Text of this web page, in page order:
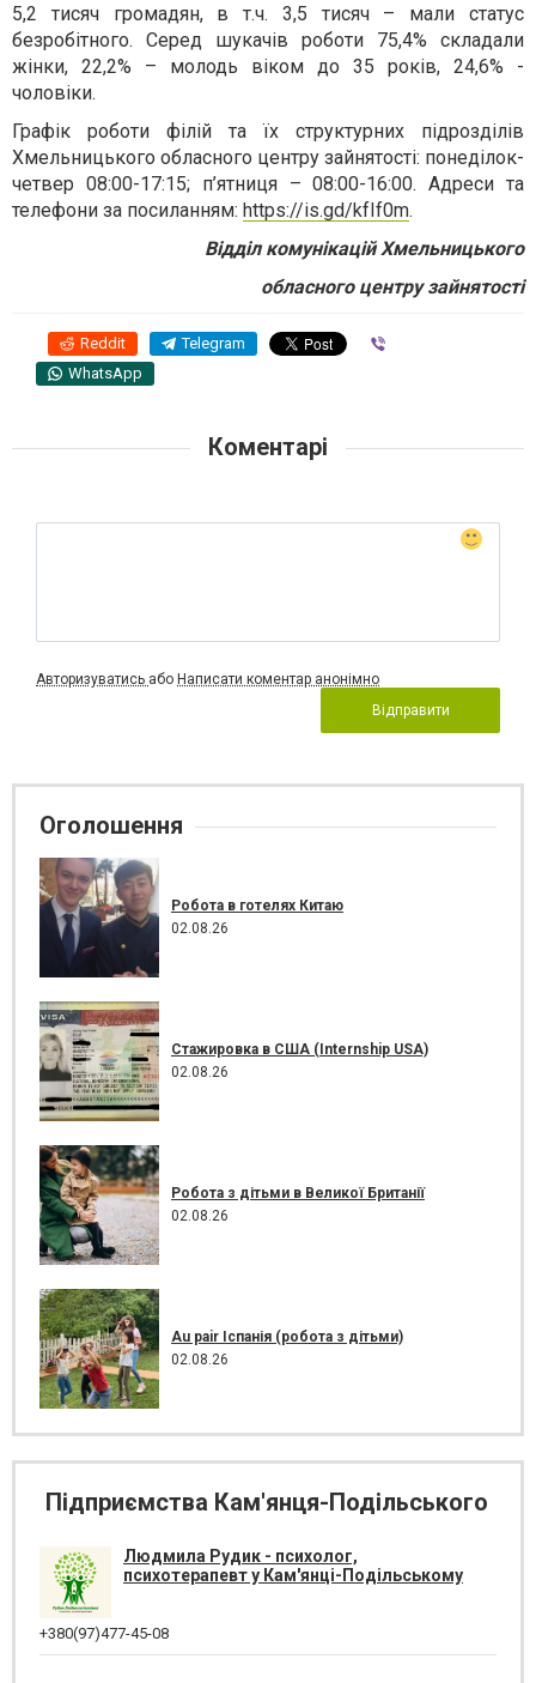
5,2 тисяч громадян, в т.ч. 3,5 тисяч – мали статус
безробітного. Серед шукачів роботи 75,4% складали
жінки, 22,2% – молодь віком до 35 років, 24,6% -
чоловіки.
Графік роботи філій та їх структурних підрозділів
Хмельницького обласного центру зайнятості: понеділок-
четвер 08:00-17:15; п’ятниця – 08:00-16:00. Адреси та
телефони за посиланням: https://is.gd/kfIf0m.
Відділ комунікацій Хмельницького
обласного центру зайнятості
Reddit Telegram
WhatsApp
Коментарі
Авторизуватись або Написати коментар анонімно
Відправити
Оголошення
Робота в готелях Китаю
02.08.26
Стажировка в США (Internship USA)
02.08.26
Робота з дітьми в Великої Британії
02.08.26
Au pair Іспанія (робота з дітьми)
02.08.26
Підприємства Кам'янця-Подільського
Людмила Рудик - психолог,
психотерапевт у Кам'янці-Подільському
+380(97)477-45-08